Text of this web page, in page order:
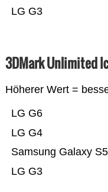
LG G3
3DMark Unlimited
Höherer Wert =
LG G3
Samsung Galaxy S5
LG G4
LG G6